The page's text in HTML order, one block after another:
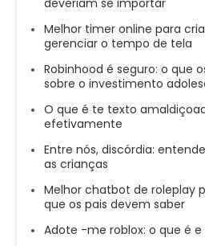
Melhor timer online para
gerenciar o tempo de tela
Robinhood é seguro: o que
sobre o investimento
O que é te texto
efetivamente
Entre nós, discórdia:
as crianças
Melhor chatbot de roleplay
que os pais devem saber
Adote -me roblox: o que é e